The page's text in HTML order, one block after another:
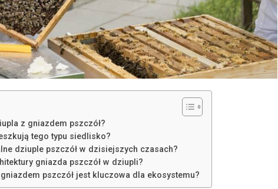
z gniazdem pszczół?
tego typu siedlisko?
dziuple pszczół w dzisiejszych czasach?
gniazda pszczół w dziupli?
pszczół jest kluczowa dla ekosystemu?